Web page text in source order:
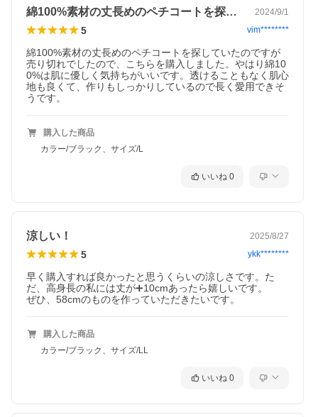
綿100%素材の丈長めのペチコートを探… 2024/9/1
5 vim********
綿100%素材の丈長めのペチコートを探していたのですが
売り切れでしたので、こちらを購入しました。やはり綿10
0%は肌に優しく気持ちがいいです。透けることもなく肌心
地も良くて、作りもしっかりしているので長く愛用できそ
うです。
購入した商品
カラー/ブラック、サイズ/L
いいね 0
涼しい！ 2025/8/27
5 ykk********
早く購入すれば良かったと思うくらいの涼しさです。た
だ、高身長の私には丈が➕10cmあったら嬉しいです。
ぜひ、58cmのものを作っていただきたいです。
購入した商品
カラー/ブラック、サイズ/LL
いいね 0